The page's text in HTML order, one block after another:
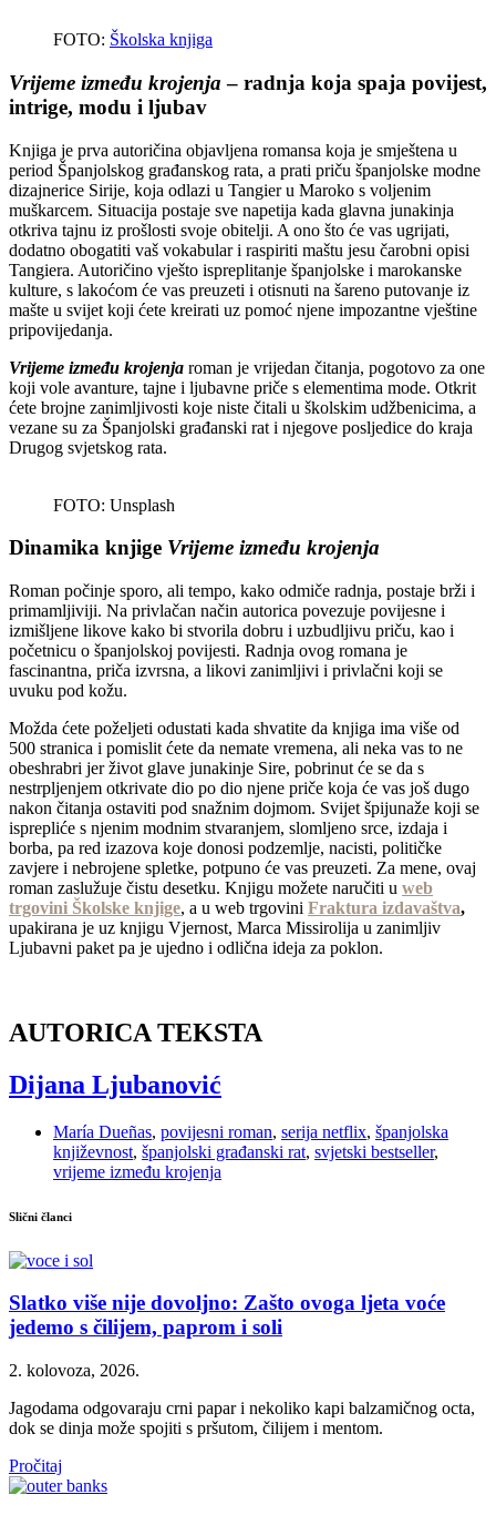
FOTO: Školska knjiga
Vrijeme između krojenja – radnja koja spaja povijest,
intrige, modu i ljubav
Knjiga je prva autoričina objavljena romansa koja je smještena u
period Španjolskog građanskog rata, a prati priču španjolske modne
dizajnerice Sirije, koja odlazi u Tangier u Maroko s voljenim
muškarcem. Situacija postaje sve napetija kada glavna junakinja
otkriva tajnu iz prošlosti svoje obitelji. A ono što će vas ugrijati,
dodatno obogatiti vaš vokabular i raspiriti maštu jesu čarobni opisi
Tangiera. Autoričino vješto ispreplitanje španjolske i marokanske
kulture, s lakoćom će vas preuzeti i otisnuti na šareno putovanje iz
mašte u svijet koji ćete kreirati uz pomoć njene impozantne vještine
pripovijedanja.
Vrijeme između krojenja roman je vrijedan čitanja, pogotovo za one
koji vole avanture, tajne i ljubavne priče s elementima mode. Otkrit
ćete brojne zanimljivosti koje niste čitali u školskim udžbenicima, a
vezane su za Španjolski građanski rat i njegove posljedice do kraja
Drugog svjetskog rata.
FOTO: Unsplash
Dinamika knjige Vrijeme između krojenja
Roman počinje sporo, ali tempo, kako odmiče radnja, postaje brži i
primamljiviji. Na privlačan način autorica povezuje povijesne i
izmišljene likove kako bi stvorila dobru i uzbudljivu priču, kao i
početnicu o španjolskoj povijesti. Radnja ovog romana je
fascinantna, priča izvrsna, a likovi zanimljivi i privlačni koji se
uvuku pod kožu.
Možda ćete poželjeti odustati kada shvatite da knjiga ima više od
500 stranica i pomislit ćete da nemate vremena, ali neka vas to ne
obeshrabri jer život glave junakinje Sire, pobrinut će se da s
nestrpljenjem otkrivate dio po dio njene priče koja će vas još dugo
nakon čitanja ostaviti pod snažnim dojmom. Svijet špijunaže koji se
isprepliće s njenim modnim stvaranjem, slomljeno srce, izdaja i
borba, pa red izazova koje donosi podzemlje, nacisti, političke
zavjere i nebrojene spletke, potpuno će vas preuzeti. Za mene, ovaj
roman zaslužuje čistu desetku. Knjigu možete naručiti u web
trgovini Školske knjige, a u web trgovini Fraktura izdavaštva,
upakirana je uz knjigu Vjernost, Marca Missirolija u zanimljiv
Ljubavni paket pa je ujedno i odlična ideja za poklon.
AUTORICA TEKSTA
Dijana Ljubanović
María Dueñas, povijesni roman, serija netflix, španjolska
književnost, španjolski građanski rat, svjetski bestseller,
vrijeme između krojenja
Slični članci
Slatko više nije dovoljno: Zašto ovoga ljeta voće
jedemo s čilijem, paprom i soli
2. kolovoza, 2026.
Jagodama odgovaraju crni papar i nekoliko kapi balzamičnog octa,
dok se dinja može spojiti s pršutom, čilijem i mentom.
Pročitaj